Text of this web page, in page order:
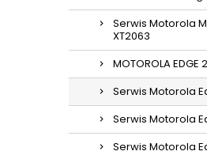
Serwis Motorola
XT2063
MOTOROLA EDGE
Serwis Motorola
Serwis Motorola
Serwis Motorola